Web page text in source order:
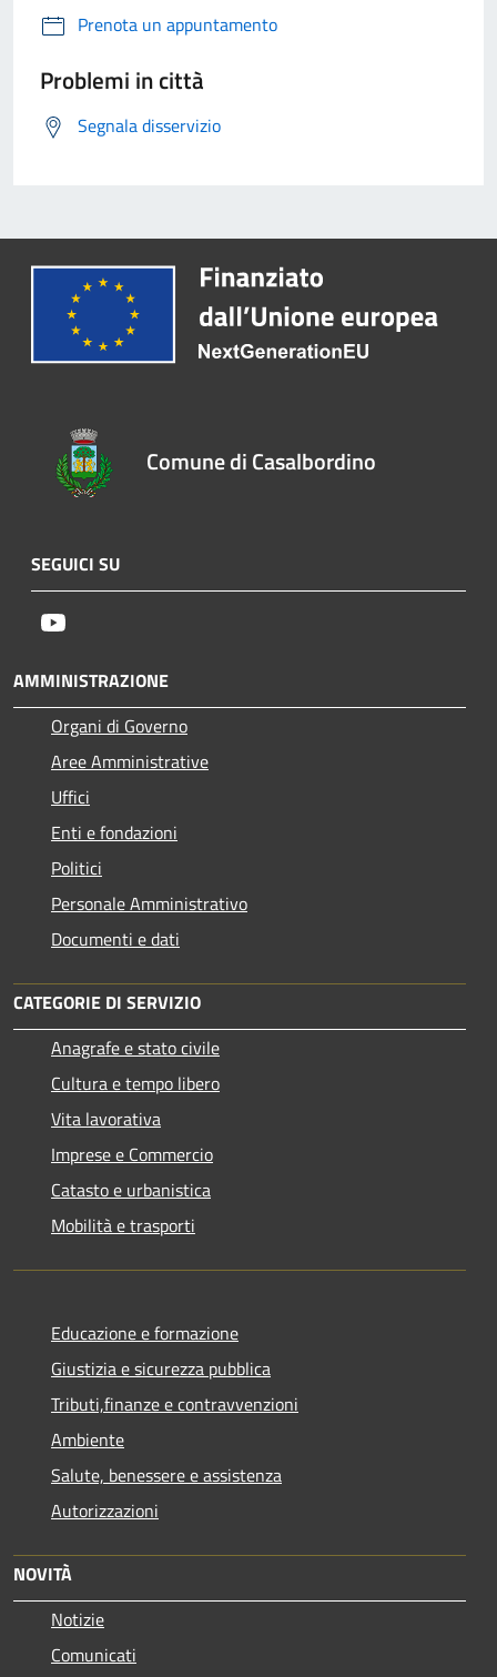
Prenota un appuntamento
Problemi in città
Segnala disservizio
Comune di Casalbordino
SEGUICI SU
AMMINISTRAZIONE
Organi di Governo
Aree Amministrative
Uffici
Enti e fondazioni
Politici
Personale Amministrativo
Documenti e dati
CATEGORIE DI SERVIZIO
Anagrafe e stato civile
Cultura e tempo libero
Vita lavorativa
Imprese e Commercio
Catasto e urbanistica
Mobilità e trasporti
Educazione e formazione
Giustizia e sicurezza pubblica
Tributi,finanze e contravvenzioni
Ambiente
Salute, benessere e assistenza
Autorizzazioni
NOVITÀ
Notizie
Comunicati